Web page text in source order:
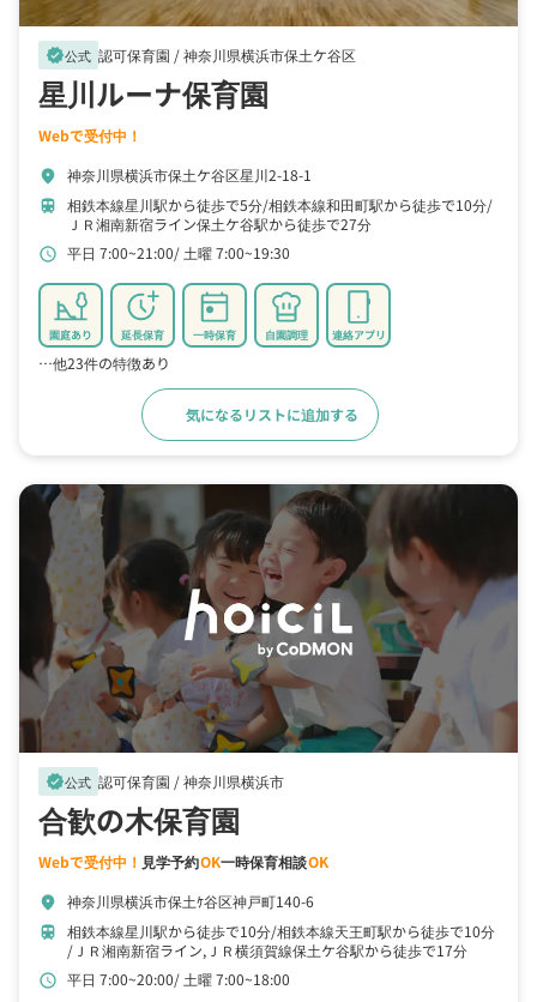
verified公式 認可保育園 /神奈川県横浜市保土ケ谷区
星川ルーナ保育園
Webで受付中！
location_on 神奈川県横浜市保土ケ谷区星川2-18-1
train 相鉄本線星川駅から徒歩で5分 相鉄本線和田町駅から徒歩で10分
ＪＲ湘南新宿ライン保土ケ谷駅から徒歩で27分
schedule 平日 7:00~21:00 土曜 7:00~19:30
園庭あり 延長保育 一時保育 自園調理 連絡アプリ
…他23件の特徴あり
気になるリストに追加する
verified公式 認可保育園 /神奈川県横浜市
合歓の木保育園
Webで受付中！ 見学予約OK一時保育相談OK
location_on 神奈川県横浜市保土ｹ谷区神戸町140-6
train 相鉄本線星川駅から徒歩で10分 相鉄本線天王町駅から徒歩で10分
ＪＲ湘南新宿ライン,ＪＲ横須賀線保土ケ谷駅から徒歩で17分
schedule 平日 7:00~20:00 土曜 7:00~18:00